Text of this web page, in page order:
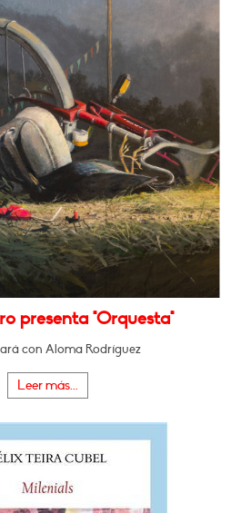
presenta "Orquesta"
con Aloma Rodríguez
Leer más...